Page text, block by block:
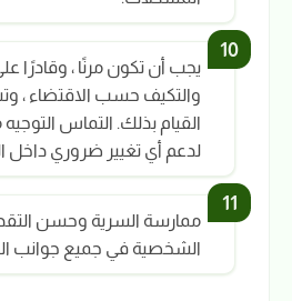
يجب أن تكون مرنًا ، وقادرًا
والتكيف حسب الاقتضاء ،
القيام بذلك. التماس
لدعم أي تغيير ضروري داخل
ممارسة السرية وحسن
الشخصية في جميع جوانب